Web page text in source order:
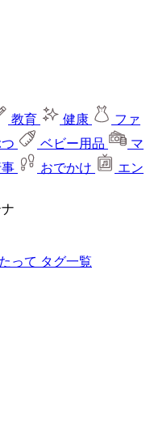
教育 健康
ファ
ベビー用品
マ
おでかけ
エン
って タグ一覧